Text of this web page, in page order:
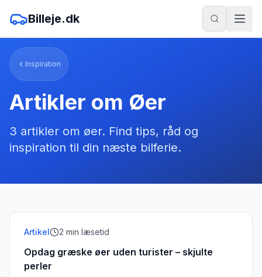
Billeje.dk
Inspiration
Artikler om Øer
3 artikler om øer. Find tips, råd og
inspiration til din næste bilferie.
Artikel 2 min læsetid
Opdag græske øer uden turister – skjulte
perler